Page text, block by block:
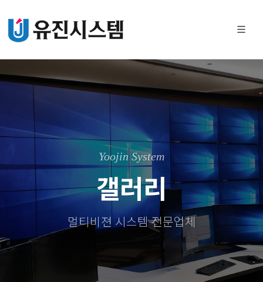
Yoojin System
갤러리
멀티비젼 시스템 전문업체